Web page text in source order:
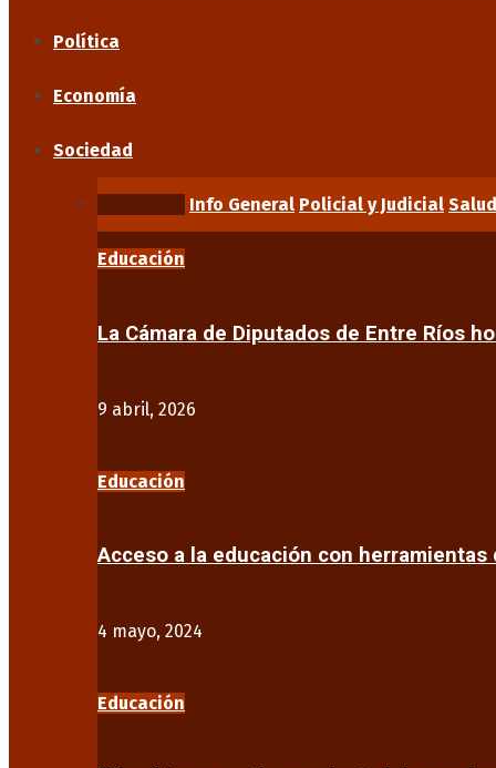
Política
Economía
Sociedad
Info General Policial y Judicial Salud
Educación
La Cámara de Diputados de Entre Ríos
9 abril, 2026
Educación
Acceso a la educación con
4 mayo, 2024
Educación